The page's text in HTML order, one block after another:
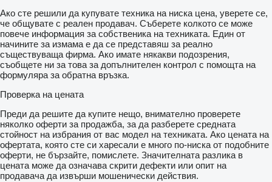
Ако сте решили да купувате техника на ниска цена, уверете се,
че общувате с реален продавач. Съберете колкото се може
повече информация за собственика на техниката. Един от
начините за измама е да се представяш за реално
съществуваща фирма. Ако имате някакви подозрения,
съобщете ни за това за допълнителен контрол с помощта на
формуляра за обратна връзка.
Проверка на цената
Преди да решите да купите нещо, внимателно проверете
няколко оферти за продажба, за да разберете средната
стойност на избрания от вас модел на техниката. Ако цената на
офертата, която сте си харесали е много по-ниска от подобните
оферти, не бързайте, помислете. Значителната разлика в
цената може да означава скрити дефекти или опит на
продавача да извърши мошенически действия.